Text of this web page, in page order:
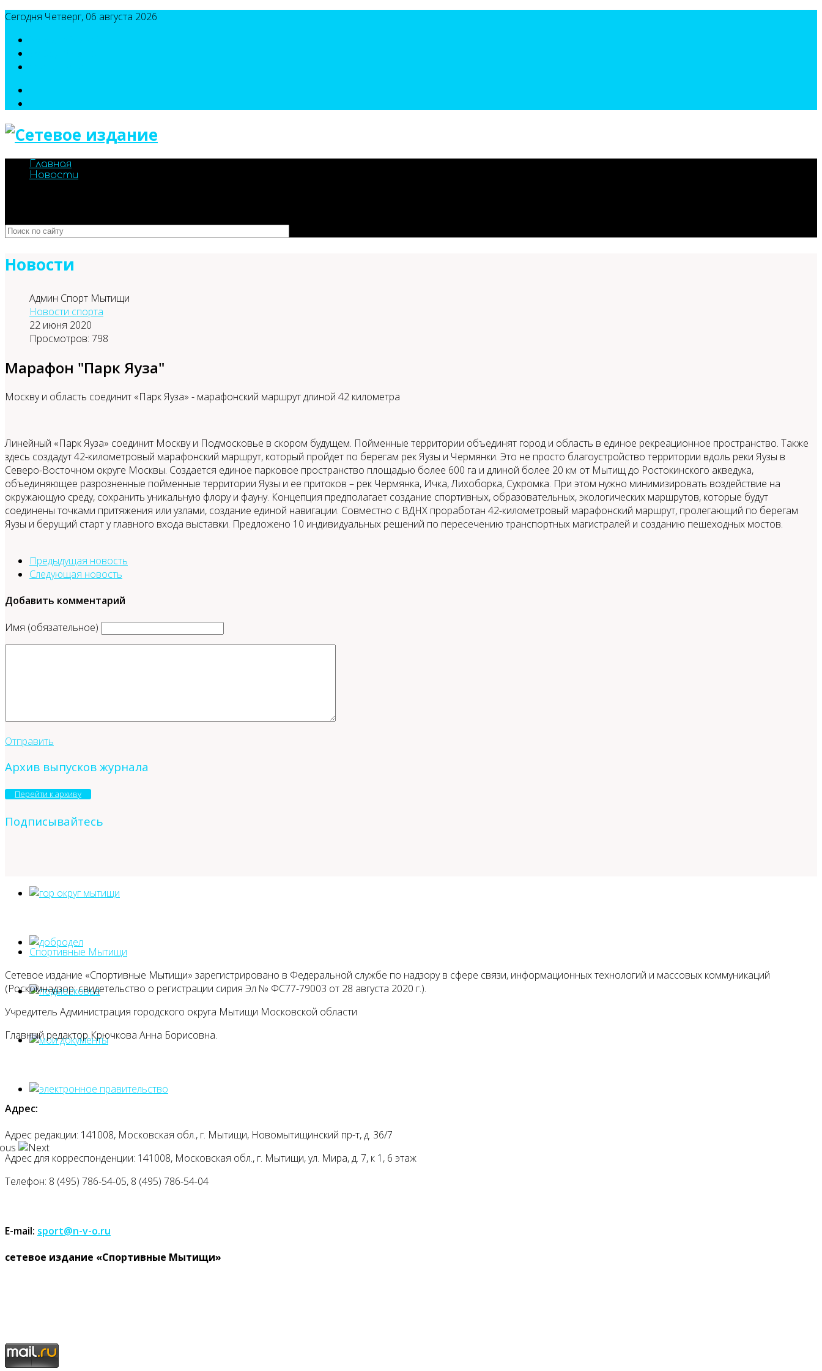
Сегодня Четверг, 06 августа 2026
Главная
Новости
Новости
Админ Спорт Мытищи
Новости спорта
22 июня 2020
Просмотров: 798
Марафон "Парк Яуза"
Москву и область соединит «Парк Яуза» - марафонский маршрут длиной 42 километра
Линейный «Парк Яуза» соединит Москву и Подмосковье в скором будущем. Пойменные территории объединят город и область в единое рекреационное пространство. Также
здесь создадут 42-километровый марафонский маршрут, который пройдет по берегам рек Яузы и Чермянки. Это не просто благоустройство территории вдоль реки Яузы в
Северо-Восточном округе Москвы. Создается единое парковое пространство площадью более 600 га и длиной более 20 км от Мытищ до Ростокинского акведука,
объединяющее разрозненные пойменные территории Яузы и ее притоков – рек Чермянка, Ичка, Лихоборка, Сукромка. При этом нужно минимизировать воздействие на
окружающую среду, сохранить уникальную флору и фауну. Концепция предполагает создание спортивных, образовательных, экологических маршрутов, которые будут
соединены точками притяжения или узлами, создание единой навигации. Совместно с ВДНХ проработан 42-километровый марафонский маршрут, пролегающий по берегам
Яузы и берущий старт у главного входа выставки. Предложено 10 индивидуальных решений по пересечению транспортных магистралей и созданию пешеходных мостов.
Предыдущая новость
Следующая новость
Добавить комментарий
Имя (обязательное)
Отправить
Архив выпусков журнала
Перейти к архиву
Подписывайтесь
Спортивные Мытищи
Сетевое издание «Спортивные Мытищи» зарегистрировано в Федеральной службе по надзору в сфере связи, информационных технологий и массовых коммуникаций
(Роскомнадзор: свидетельство о регистрации сирия Эл № ФС77-79003 от 28 августа 2020 г.).
Учредитель Администрация городского округа Мытищи Московской области
Главный редактор Крючкова Анна Борисовна.
Адрес:
Адрес редакции: 141008, Московская обл., г. Мытищи, Новомытищинский пр-т, д. 36/7
Адрес для корреспонденции: 141008, Московская обл., г. Мытищи, ул. Мира, д. 7, к 1, 6 этаж
Телефон: 8 (495) 786-54-05, 8 (495) 786-54-04
E-mail: sport@n-v-o.ru
cетевое издание «Спортивные Мытищи»